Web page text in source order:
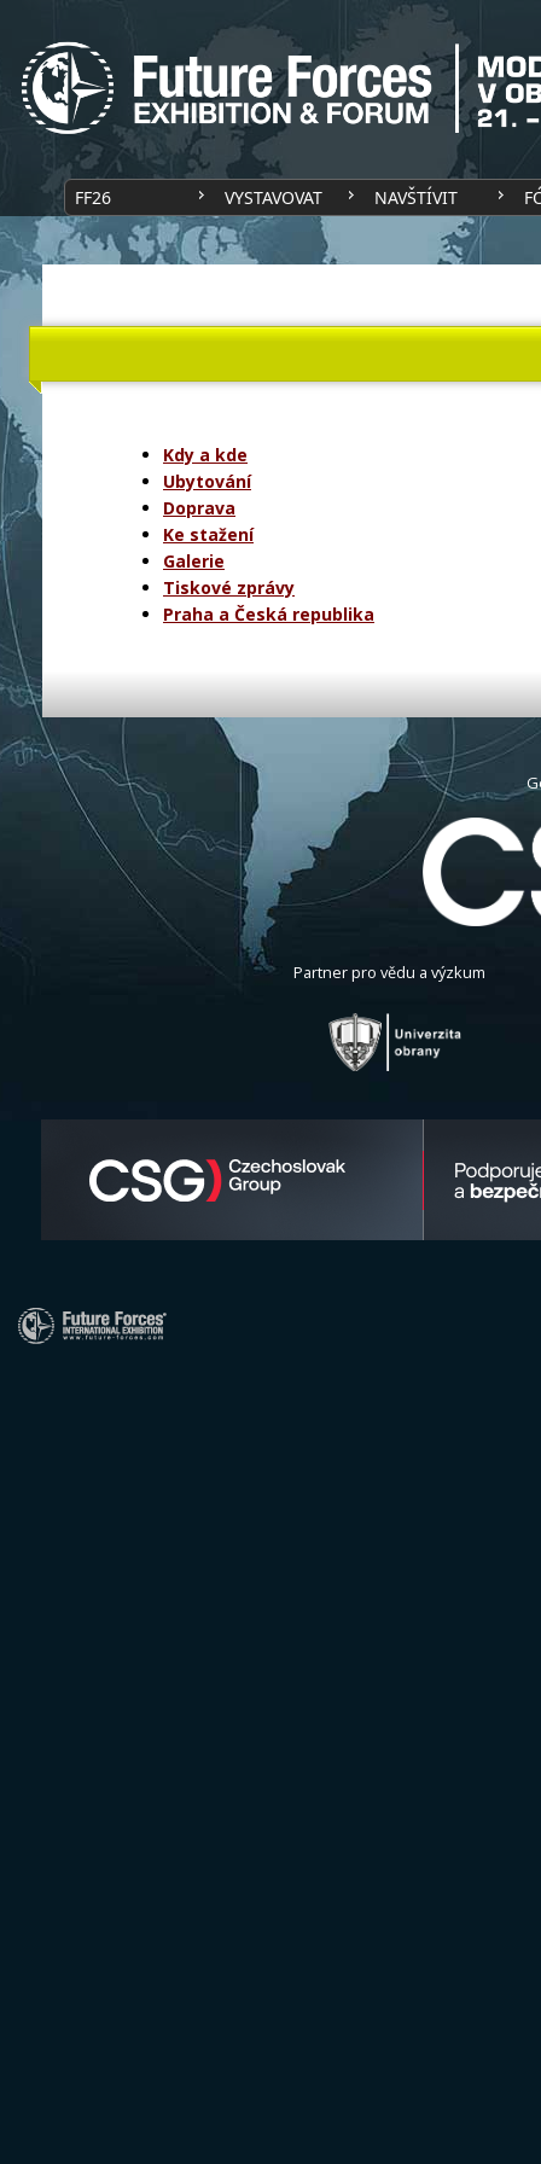
FF26 VYSTAVOVAT NAVŠTÍVIT
Kdy a kde
Ubytování
Doprava
Ke stažení
Galerie
Tiskové zprávy
Praha a Česká republika
Partner pro vědu a výzkum